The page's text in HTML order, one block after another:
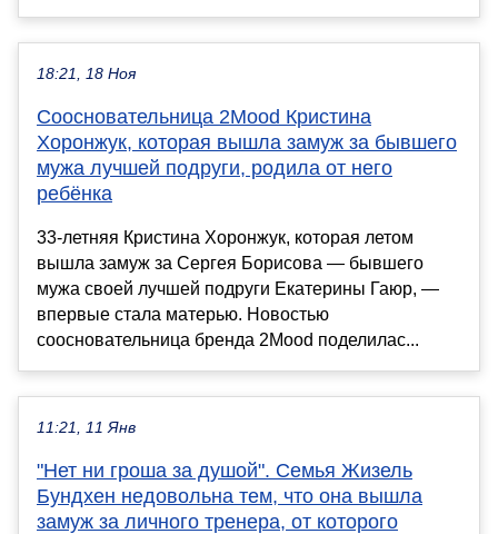
18:21, 18 Ноя
Соосновательница 2Mood Кристина
Хоронжук, которая вышла замуж за бывшего
мужа лучшей подруги, родила от него
ребёнка
33-летняя Кристина Хоронжук, которая летом
вышла замуж за Сергея Борисова — бывшего
мужа своей лучшей подруги Екатерины Гаюр, —
впервые стала матерью. Новостью
соосновательница бренда 2Mood поделилас...
11:21, 11 Янв
"Нет ни гроша за душой". Семья Жизель
Бундхен недовольна тем, что она вышла
замуж за личного тренера, от которого